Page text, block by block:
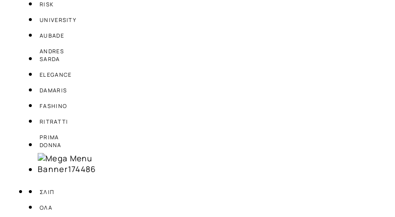
RISK
UNIVERSITY
AUBADE
ANDRES
SARDA
ELEGANCE
DAMARIS
FASHINO
RITRATTI
PRIMA
DONNA
ΣΛΙΠ
ΟΛΑ